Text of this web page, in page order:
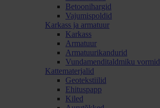
Betoonihargid
Vajumispoldid
Karkass ja armatuur
Karkass
Armatuur
Armatuurikandurid
Vundamenditaldmiku vormid
Kattematerjalid
Geotekstiilid
Ehituspapp
Kiled